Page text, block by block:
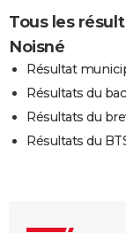
Tous les
Noisné
Résultat
Résultats du
Résultats du
Résultats du